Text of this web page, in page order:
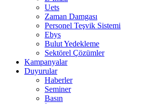
Uets
Zaman Damgası
Personel Teşvik Sistemi
Ebys
Bulut Yedekleme
Sektörel Çözümler
Kampanyalar
Duyurular
Haberler
Seminer
Basın